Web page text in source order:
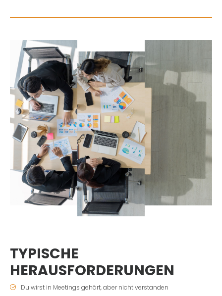
TYPISCHE
HERAUSFORDERUNGEN
Du wirst in Meetings gehört, aber nicht verstanden